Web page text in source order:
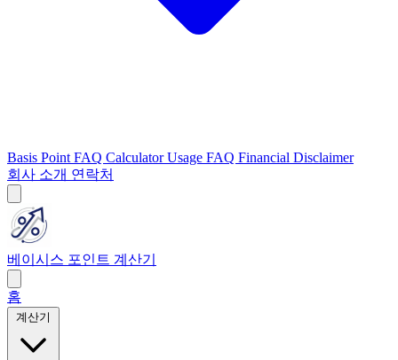
Basis Point FAQ Calculator Usage FAQ Financial Disclaimer
회사 소개 연락처
베이시스 포인트 계산기
홈